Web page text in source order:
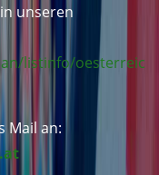
unseren
listinfo/oesterreic
Mail an: